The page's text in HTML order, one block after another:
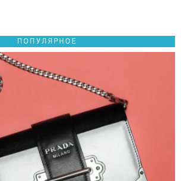
ПОПУЛЯРНОЕ